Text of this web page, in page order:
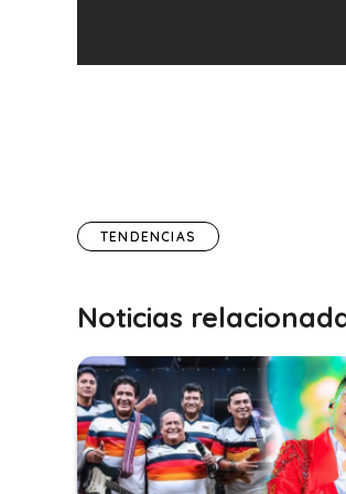
TENDENCIAS
Noticias